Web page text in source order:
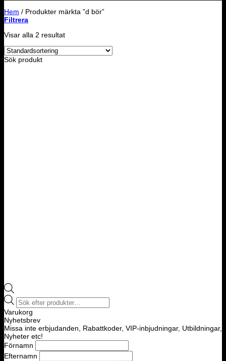
Hem / Produkter märkta ”d bör”
Filtrera
Visar alla 2 resultat
Sök produkt
Products
search
Varukorg
Nyhetsbrev
Missa inte erbjudanden, Rabattkoder, VIP-inbjudningar, Utbildningar,
Nyheter etc!
Förnamn
Efternamn